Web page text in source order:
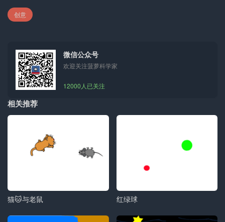
创意
微信公众号
欢迎关注菠萝科学家
12000人已关注
相关推荐
猫🐱与老鼠 红绿球